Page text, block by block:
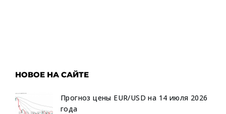
НОВОЕ НА САЙТЕ
Прогноз цены EUR/USD на 14 июля 2026
года